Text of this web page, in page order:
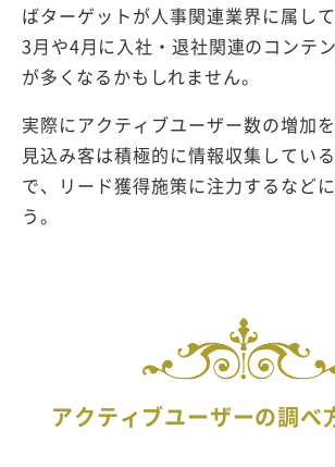
ばターゲットが人事関連業界に属して
3月や4月に入社・退社関連のコンテ
が多くなるかもしれません。
実際にアクティブユーザー数の増加を
見込み客は積極的に情報収集してい
で、リード獲得施策に注力するなど
う。
アクティブユーザーの調べ